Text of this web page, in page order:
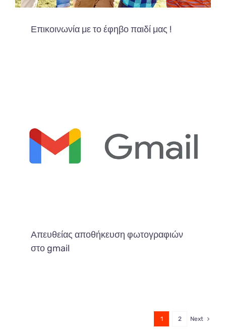
Επικοινωνία με το έφηβο παιδί μας !
Απευθείας αποθήκευση φωτογραφιών
στο gmail
1 2 Next